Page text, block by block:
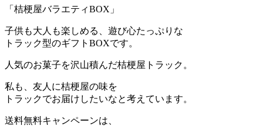
「桔梗屋バラエティBOX」
子供も大人も楽しめる、遊び心たっぷりな
トラック型のギフトBOXです。
人気のお菓子を沢山積んだ桔梗屋トラック。
私も、友人に桔梗屋の味を
トラックでお届けしたいなと考えています。
送料無料キャンペーンは、